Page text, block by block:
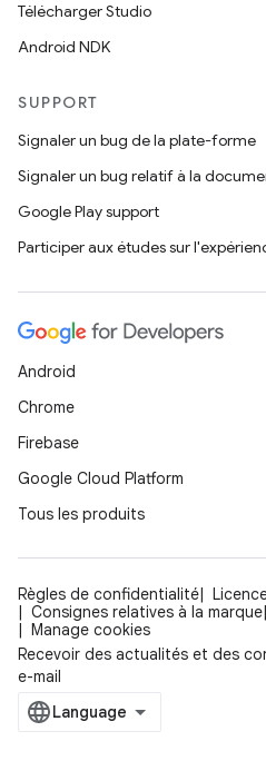
Télécharger Studio
Android NDK
SUPPORT
Signaler un bug de la plate-forme
Signaler un bug relatif à la
Google Play support
Participer aux études sur
Android
Chrome
Firebase
Google Cloud Platform
Tous les produits
Règles de confidentialité
Consignes relatives à la marque
Manage cookies
Recevoir des actualités et des
e-mail